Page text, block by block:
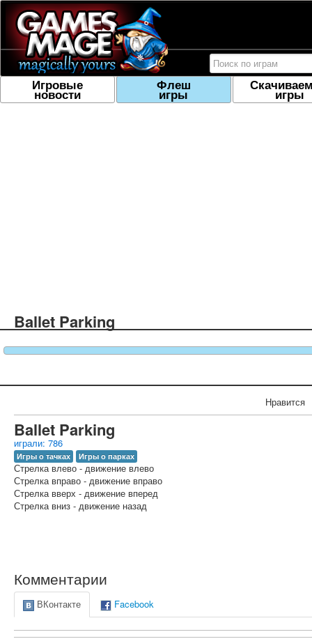
Игровые
новости
Флеш
игры игры
Ballet Parking
Нравится
Ballet Parking
играли: 786
Игры о тачках Игры о парках
Стрелка влево - движение влево
Стрелка вправо - движение вправо
Стрелка вверх - движение вперед
Стрелка вниз - движение назад
Комментарии
ВКонтакте Facebook